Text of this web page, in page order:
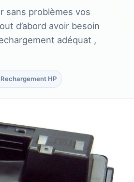
sans problèmes vos
d’abord avoir besoin
adéquat ,
HP